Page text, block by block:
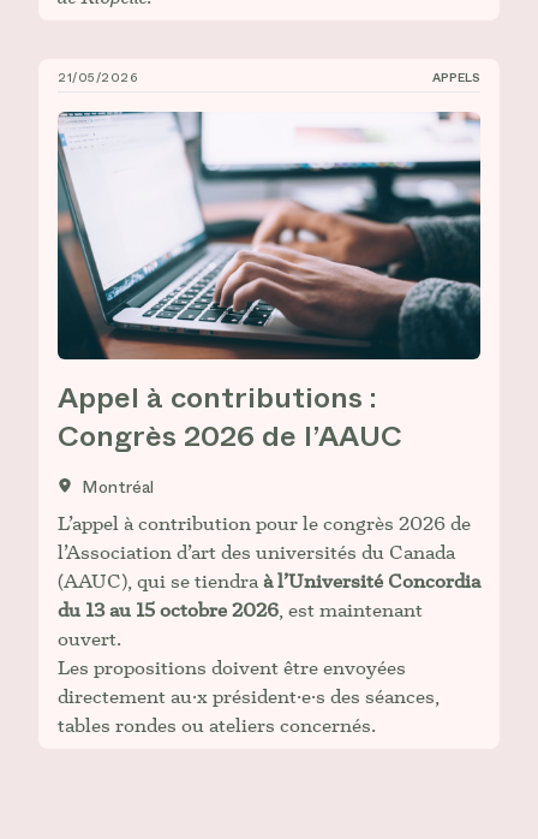
Appel à contributions : Congrès 2026 de l’AAUC
21/05/2026 APPELS
Appel à contributions :
Congrès 2026 de l’AAUC
Montréal
L’appel à contribution pour le congrès 2026 de
l’Association d’art des universités du Canada
(AAUC), qui se tiendra à l’Université Concordia
du 13 au 15 octobre 2026 , est maintenant
ouvert.
Les propositions doivent être envoyées
directement au·x président·e·s des séances,
tables rondes ou ateliers concernés.